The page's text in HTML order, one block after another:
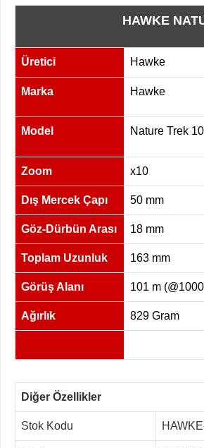
HAWKE
Üretici Hawke
Marka Hawke
Model
Nature Trek
Zoom x10
Dış Mercek Çapı 50 mm
Göz-Dürbün Arası 18 mm
Toplam Uzunluk 163 mm
Görüş Alanı 101 m
Ağırlık 829 Gram
Diğer Özellikler
Stok Kodu